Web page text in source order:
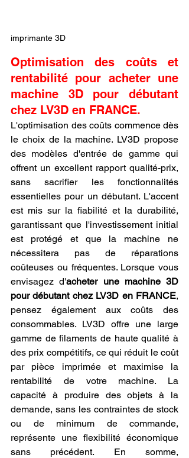
imprimante 3D
Optimisation des coûts et
rentabilité pour acheter une
machine 3D pour débutant
chez LV3D en FRANCE.
L'optimisation des coûts commence dès
le choix de la machine. LV3D propose
des modèles d'entrée de gamme qui
offrent un excellent rapport qualité-prix,
sans sacrifier les fonctionnalités
essentielles pour un débutant. L'accent
est mis sur la fiabilité et la durabilité,
garantissant que l'investissement initial
est protégé et que la machine ne
nécessitera pas de réparations
coûteuses ou fréquentes. Lorsque vous
envisagez d'acheter une machine 3D
pour débutant chez LV3D en FRANCE,
pensez également aux coûts des
consommables. LV3D offre une large
gamme de filaments de haute qualité à
des prix compétitifs, ce qui réduit le coût
par pièce imprimée et maximise la
rentabilité de votre machine. La
capacité à produire des objets à la
demande, sans les contraintes de stock
ou de minimum de commande,
représente une flexibilité économique
sans précédent. En somme,